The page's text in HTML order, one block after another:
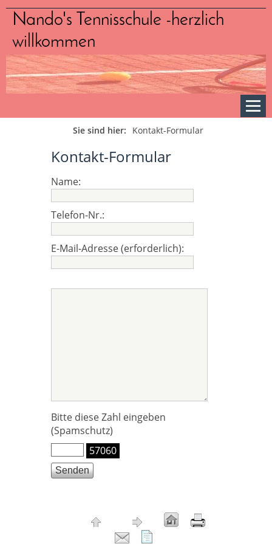
Nando's Tennisschule -herzlich
willkommen
Sie sind hier: Kontakt-Formular
Kontakt-Formular
Name:
Telefon-Nr.:
E-Mail-Adresse (erforderlich):
Bitte diese Zahl eingeben
(Spamschutz)
57060